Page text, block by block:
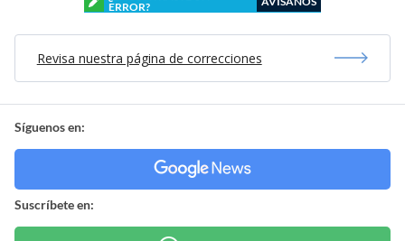
ERROR?
Revisa nuestra página de correcciones
Síguenos en:
Suscríbete en: